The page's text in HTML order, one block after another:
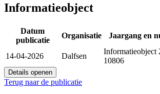
Informatieobject
Datum
publicatie
Organisatie Jaargang en
14-04-2026 Dalfsen
Informatieobject
10806
Details openen
Terug naar de publicatie